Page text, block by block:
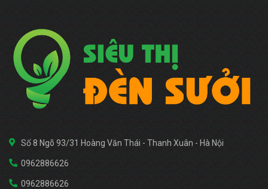
Số 8 Ngõ 93/31 Hoàng Văn Thái - Thanh Xuân - Hà Nội
0962886626
0962886626